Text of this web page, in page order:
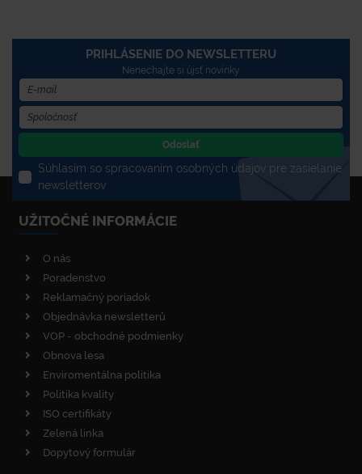
PRIHLÁSENIE DO NEWSLETTERU
Nenechajte si újsť novinky
Odoslať
Súhlasím so spracovaním osobných údajov pre zasielanie
newsletterov
UŽITOČNÉ INFORMÁCIE
O nás
Poradenstvo
Reklamačný poriadok
Objednávka newsletterů
VOP - obchodné podmienky
Obnova lesa
Enviromentálna politika
Politika kvality
ISO certifikáty
Zelená linka
Dopytový formulár